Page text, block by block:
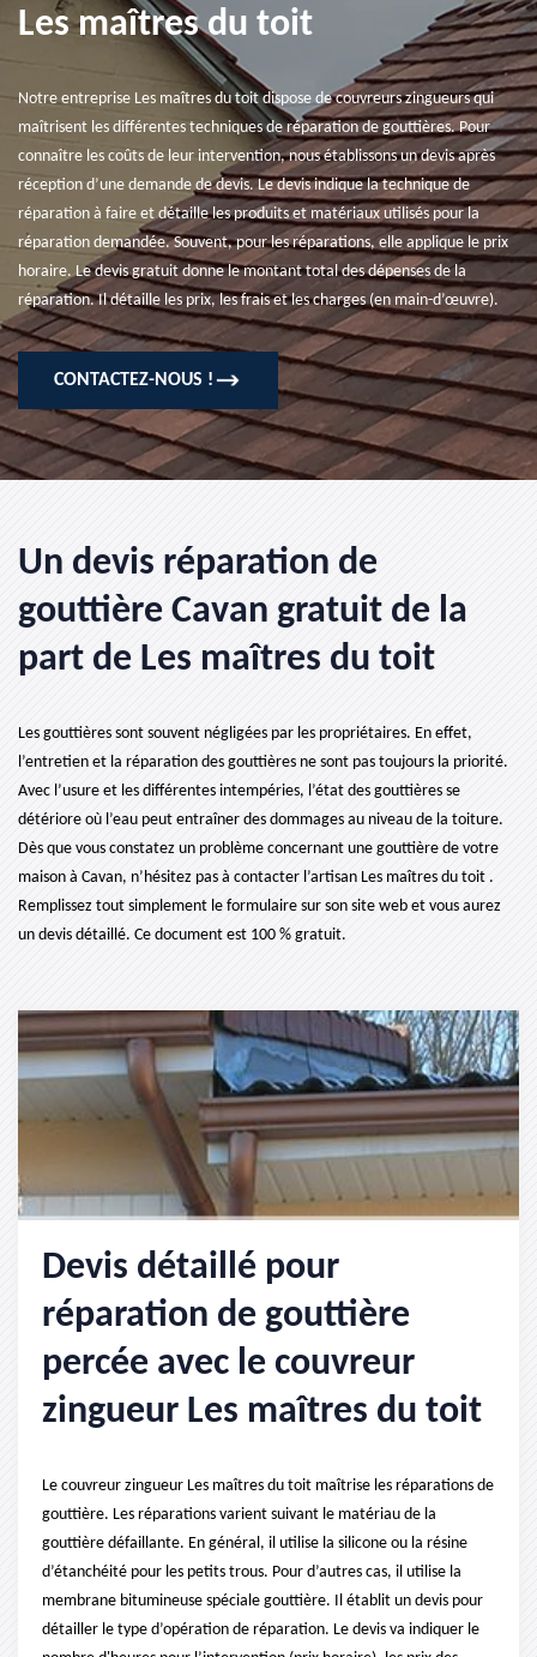
Les maîtres du toit
Notre entreprise Les maîtres du toit dispose de couvreurs zingueurs qui
maîtrisent les différentes techniques de réparation de gouttières. Pour
connaître les coûts de leur intervention, nous établissons un devis après
réception d’une demande de devis. Le devis indique la technique de
réparation à faire et détaille les produits et matériaux utilisés pour la
réparation demandée. Souvent, pour les réparations, elle applique le prix
horaire. Le devis gratuit donne le montant total des dépenses de la
réparation. Il détaille les prix, les frais et les charges (en main-d’œuvre).
CONTACTEZ-NOUS !
Un devis réparation de
gouttière Cavan gratuit de la
part de Les maîtres du toit
Les gouttières sont souvent négligées par les propriétaires. En effet,
l’entretien et la réparation des gouttières ne sont pas toujours la priorité.
Avec l’usure et les différentes intempéries, l’état des gouttières se
détériore où l’eau peut entraîner des dommages au niveau de la toiture.
Dès que vous constatez un problème concernant une gouttière de votre
maison à Cavan, n’hésitez pas à contacter l’artisan Les maîtres du toit .
Remplissez tout simplement le formulaire sur son site web et vous aurez
un devis détaillé. Ce document est 100 % gratuit.
Devis détaillé pour
réparation de gouttière
percée avec le couvreur
zingueur Les maîtres du toit
Le couvreur zingueur Les maîtres du toit maîtrise les réparations de
gouttière. Les réparations varient suivant le matériau de la
gouttière défaillante. En général, il utilise la silicone ou la résine
d’étanchéité pour les petits trous. Pour d’autres cas, il utilise la
membrane bitumineuse spéciale gouttière. Il établit un devis pour
détailler le type d’opération de réparation. Le devis va indiquer le